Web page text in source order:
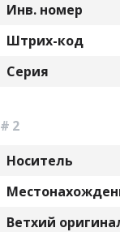
Инв. номер
Штрих-код
Серия
# 2
Носитель
Ветхий